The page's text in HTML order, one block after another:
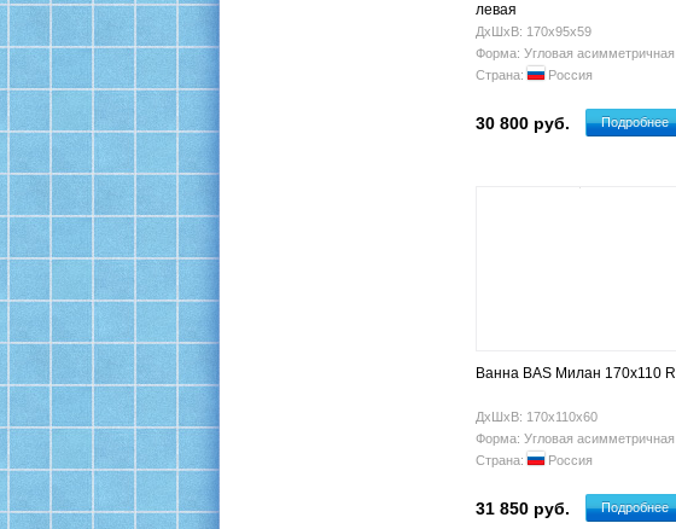
левая
ДхШхВ: 170х95х59
Форма: Угловая асимметричная
Страна:
Россия
30 800 руб. Подробнее
Ванна BAS Милан 170x110 R
ДхШхВ: 170х110х60
Форма: Угловая асимметричная
Страна:
Россия
31 850 руб. Подробнее